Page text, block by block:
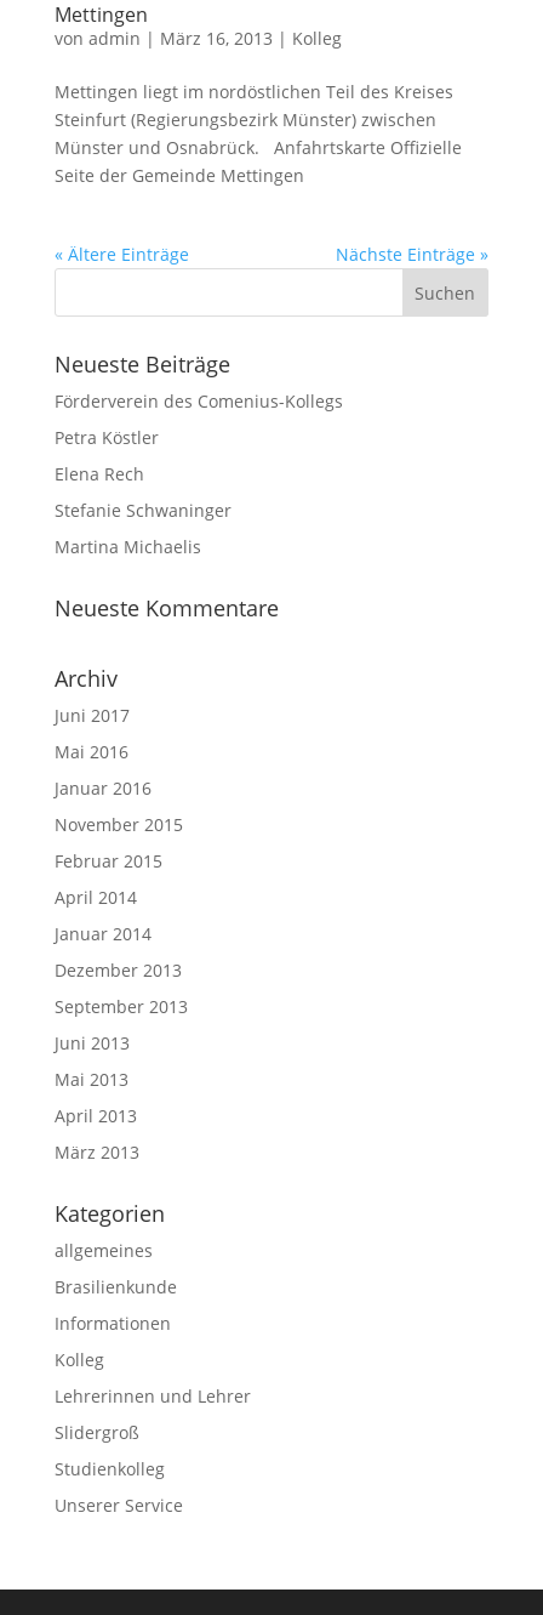
Mettingen
von admin | März 16, 2013 | Kolleg
Mettingen liegt im nordöstlichen Teil des Kreises
Steinfurt (Regierungsbezirk Münster) zwischen
Münster und Osnabrück. Anfahrtskarte Offizielle
Seite der Gemeinde Mettingen
« Ältere Einträge Nächste Einträge »
Neueste Beiträge
Förderverein des Comenius-Kollegs
Petra Köstler
Elena Rech
Stefanie Schwaninger
Martina Michaelis
Neueste Kommentare
Archiv
Juni 2017
Mai 2016
Januar 2016
November 2015
Februar 2015
April 2014
Januar 2014
Dezember 2013
September 2013
Juni 2013
Mai 2013
April 2013
März 2013
Kategorien
allgemeines
Brasilienkunde
Informationen
Kolleg
Lehrerinnen und Lehrer
Slidergroß
Studienkolleg
Unserer Service